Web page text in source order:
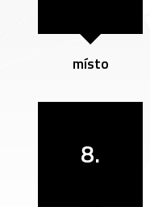
místo
8.